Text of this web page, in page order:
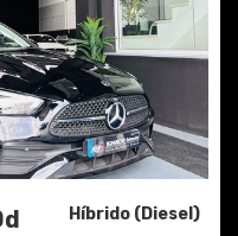
Híbrido (Diesel)